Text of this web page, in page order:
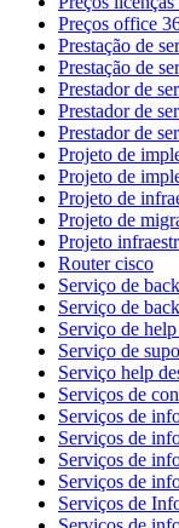
Preços office
Prestação de
Prestação de
Prestador de
Prestador de
Prestador de
Projeto de
Projeto de
Projeto de
Projeto de
Projeto
Router cisco
Serviço de
Serviço de
Serviço de
Serviço de
Serviço help
Serviços de
Serviços de
Serviços de
Serviços de
Serviços de
Serviços de